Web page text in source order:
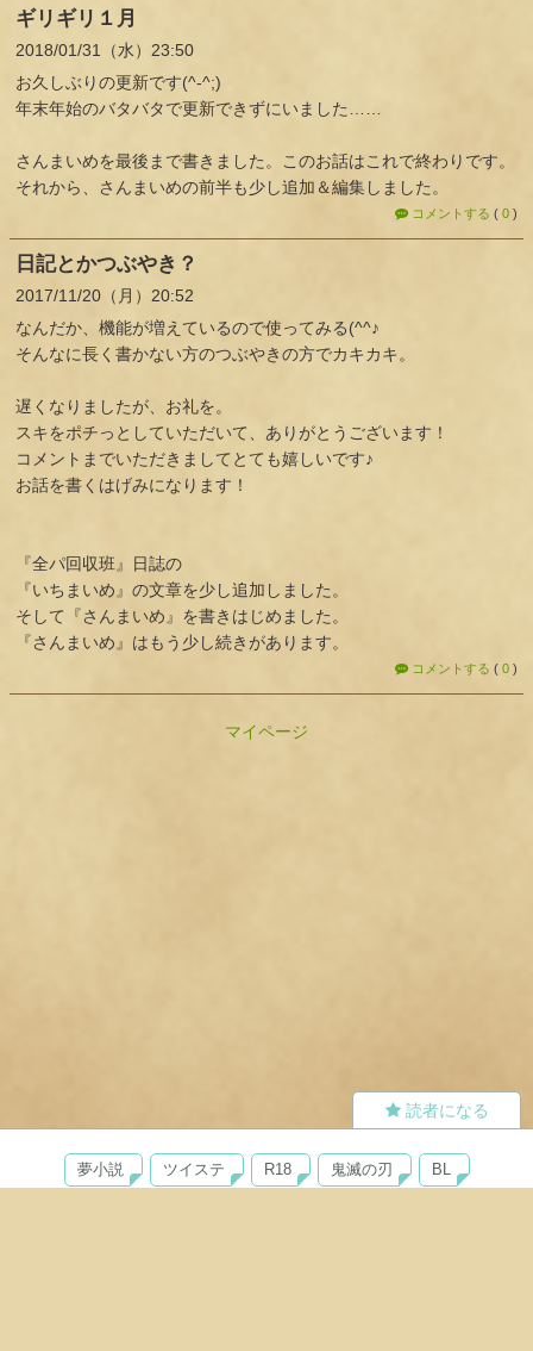
ギリギリ１月
2018 01 31 （水） 23:50
お久しぶりの更新です(^-^;)
年末年始のバタバタで更新できずにいました……
さんまいめを最後まで書きました。このお話はこれで終わりです。
それから、さんまいめの前半も少し追加＆編集しました。
コメントする ( 0 )
日記とかつぶやき？
2017 11 20 （月） 20:52
なんだか、機能が増えているので使ってみる(^^♪
そんなに長く書かない方のつぶやきの方でカキカキ。
遅くなりましたが、お礼を。
スキをポチっとしていただいて、ありがとうございます！
コメントまでいただきましてとても嬉しいです♪
お話を書くはげみになります！
『全パ回収班』日誌の
『いちまいめ』の文章を少し追加しました。
そして『さんまいめ』を書きはじめました。
『さんまいめ』はもう少し続きがあります。
コメントする ( 0 )
マイページ
夢小説 ツイステ R18 鬼滅の刃 BL
読者になる